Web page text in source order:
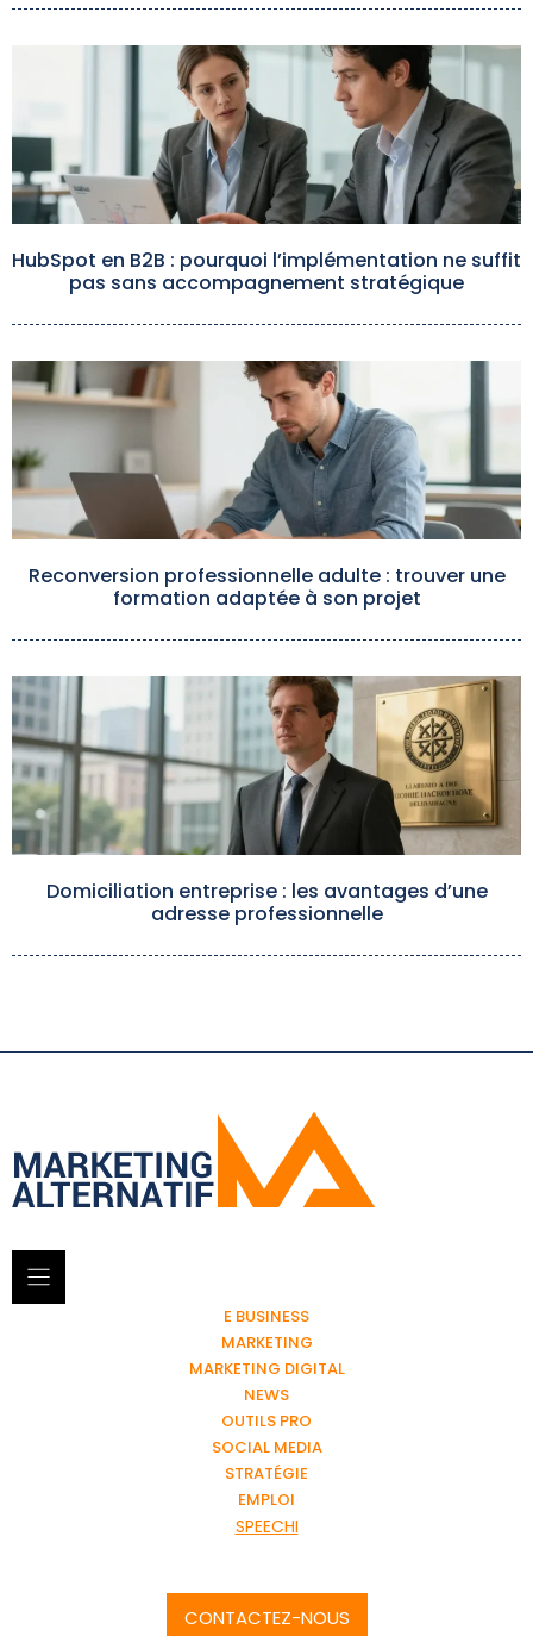
HubSpot en B2B : pourquoi l’implémentation ne suffit
pas sans accompagnement stratégique
Reconversion professionnelle adulte : trouver une
formation adaptée à son projet
Domiciliation entreprise : les avantages d’une
adresse professionnelle
E BUSINESS
MARKETING
MARKETING DIGITAL
NEWS
OUTILS PRO
SOCIAL MEDIA
STRATÉGIE
EMPLOI
SPEECHI
CONTACTEZ-NOUS